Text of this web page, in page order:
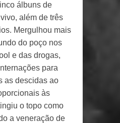
álbuns de
além de três
Mergulhou mais
do poço nos
e das drogas,
para
as descidas ao
às
o topo como
a veneração de